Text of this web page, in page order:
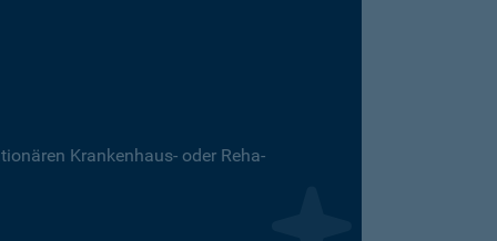
Krankenhaus- oder Reha-